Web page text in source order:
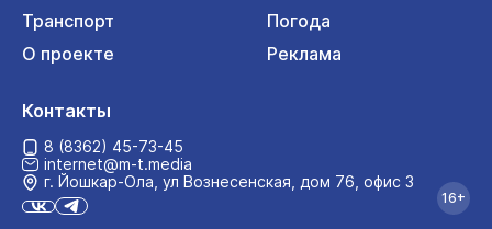
Транспорт
Погода
О проекте
Реклама
Контакты
8 (8362) 45-73-45
internet@m-t.media
г. Йошкар‑Ола, ул Вознесенская, дом 76, офис 3
16+